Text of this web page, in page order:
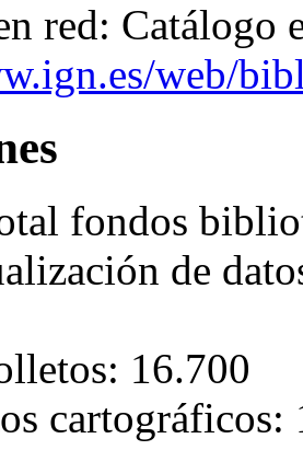
red: Catálogo
web/
fondos
de
16.700
cartográficos: